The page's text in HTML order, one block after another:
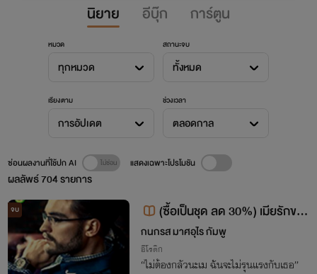
นิยาย อีบุ๊ก การ์ตูน
หมวด
ทุกหมวด
สถานะจบ
ทั้งหมด
เรียงตาม
การอัปเดต
ช่วงเวลา
ตลอดกาล
ผลลัพธ์704รายการ
ซ่อนผลงานที่ใช้ปก AI แสดงเฉพาะโปรโมชัน
จบ
(ซื้อเป็นชุด ลด 30%) เมียรักของ
มาเฟีย (ภาคต่อ ราคะนางร้าย) Ebo
ok วางจำหน่ายแล้ว
กนกรส มาศอุไร กัมพู
อีโรติก
“ไม่ต้องกลัวนะเม ฉันจะไม่รุนแรงกับเธอ”